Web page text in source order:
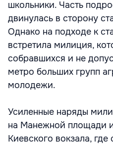
школьники. Часть
двинулась в сторону
Однако на подходе к
встретила милиция,
собравшихся и не
метро больших групп
молодежи.
Усиленные наряды
на Манежной площади
Киевского вокзала,